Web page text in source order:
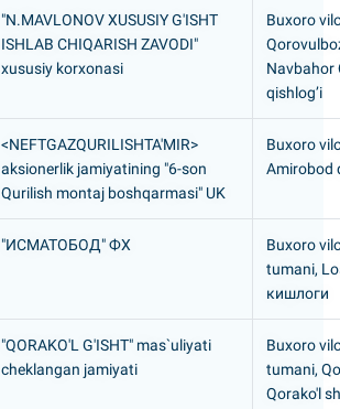
"N.MAVLONOV XUSUSIY G'ISHT
ISHLAB CHIQARISH ZAVODI"
xususiy korxonasi
Buxoro
Navbahor
qishlog’i
<NEFTGAZQURILISHTA'MIR>
aksionerlik jamiyatining "6-son
Qurilish montaj boshqarmasi" UK
Buxoro
Amirobod
"ИСМАТОБОД" ФХ
Buxoro
tumani,
кишлоги
"QORAKO'L G'ISHT" mas`uliyati
cheklangan jamiyati
Buxoro
tumani,
Qorako'l